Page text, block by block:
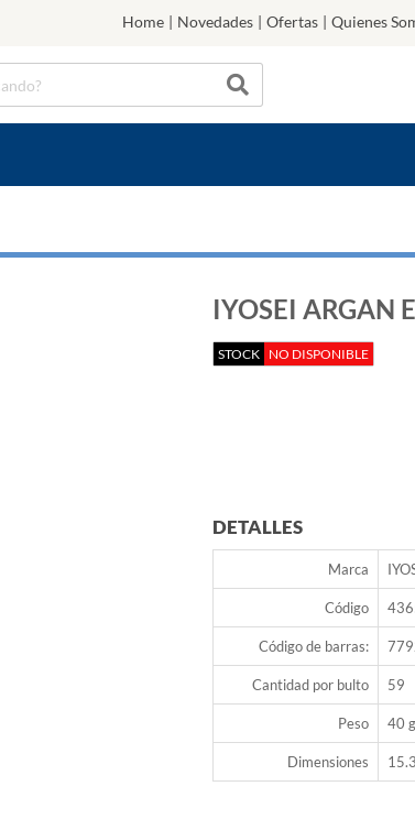
Home | Novedades | Ofertas | Quienes
IYOSEI ARGAN
STOCK NO DISPONIBLE
DETALLES
Marca
Código
Código de barras:
Cantidad por bulto 59
Peso 40
Dimensiones